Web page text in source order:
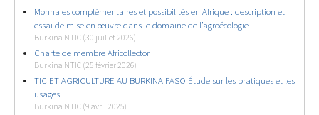
Monnaies complémentaires et possibilités en Afrique : description et
essai de mise en œuvre dans le domaine de l’agroécologie
Burkina NTIC (30 juillet 2026)
Charte de membre Africollector
Burkina NTIC (25 février 2026)
TIC ET AGRICULTURE AU BURKINA FASO Étude sur les pratiques et les
usages
Burkina NTIC (9 avril 2025)